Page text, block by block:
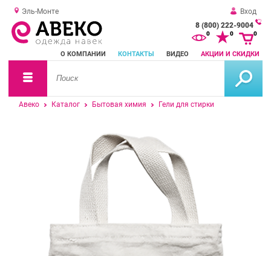
Эль-Монте
Вход
8 (800) 222-9004
О КОМПАНИИ КОНТАКТЫ ВИДЕО АКЦИИ И СКИДКИ
0 0 0
Авеко Каталог Бытовая химия Гели для стирки